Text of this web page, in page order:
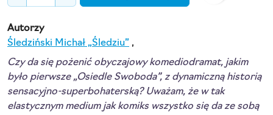
Autorzy
Śledziński Michał „Śledziu” ,
Czy da się pożenić obyczajowy komediodramat, jakim
było pierwsze „Osiedle Swoboda”, z dynamiczną historią
sensacyjno-superbohaterską? Uważam, że w tak
elastycznym medium jak komiks wszystko się da ze sobą